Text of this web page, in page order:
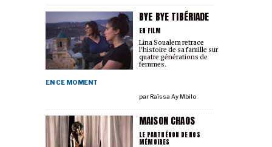
BYE BYE TIBÉRIADE
EN FILM
EN CE MOMENT
parRaïssa Ay Mbilo
Lina Soualem retrace
l'histoire de sa famille sur
quatre générations de
femmes.
MAISON CHAOS
LE PARTHÉNON DE NOS
MÉMOIRES